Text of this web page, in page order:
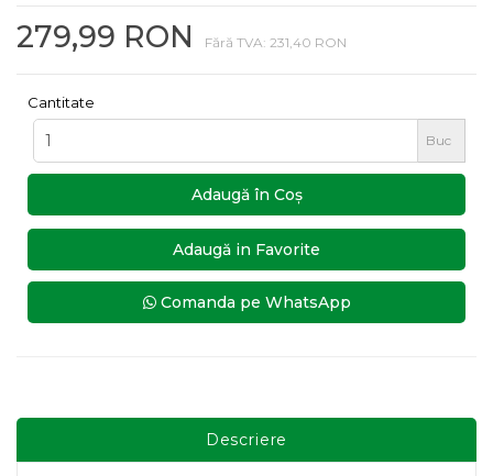
279,99 RON Fără TVA: 231,40 RON
Cantitate
Buc
Adaugă în Coş
Adaugă in Favorite
Comanda pe WhatsApp
Descriere